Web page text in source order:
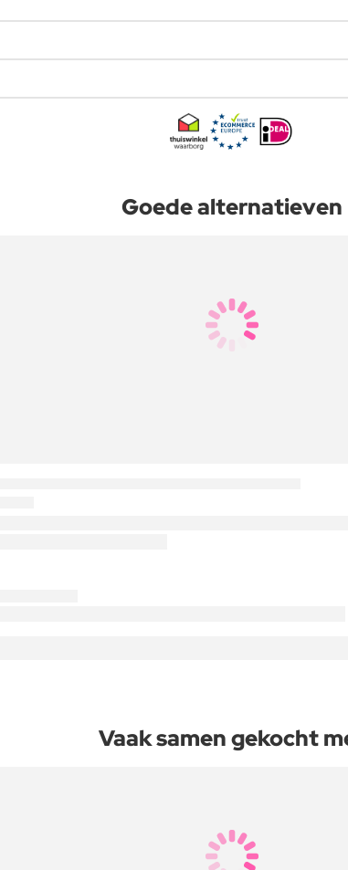
Goede alternatieven
Vaak samen gekocht